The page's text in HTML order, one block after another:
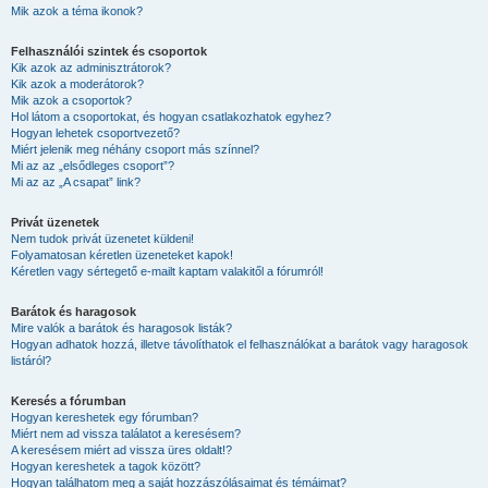
Mik azok a téma ikonok?
Felhasználói szintek és csoportok
Kik azok az adminisztrátorok?
Kik azok a moderátorok?
Mik azok a csoportok?
Hol látom a csoportokat, és hogyan csatlakozhatok egyhez?
Hogyan lehetek csoportvezető?
Miért jelenik meg néhány csoport más színnel?
Mi az az „elsődleges csoport”?
Mi az az „A csapat” link?
Privát üzenetek
Nem tudok privát üzenetet küldeni!
Folyamatosan kéretlen üzeneteket kapok!
Kéretlen vagy sértegető e-mailt kaptam valakitől a fórumról!
Barátok és haragosok
Mire valók a barátok és haragosok listák?
Hogyan adhatok hozzá, illetve távolíthatok el felhasználókat a barátok vagy haragosok
listáról?
Keresés a fórumban
Hogyan kereshetek egy fórumban?
Miért nem ad vissza találatot a keresésem?
A keresésem miért ad vissza üres oldalt!?
Hogyan kereshetek a tagok között?
Hogyan találhatom meg a saját hozzászólásaimat és témáimat?